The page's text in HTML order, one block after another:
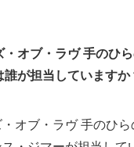
・オブ・ラヴ 手のひら
誰が担当していますか
・オブ・ラヴ 手のひ